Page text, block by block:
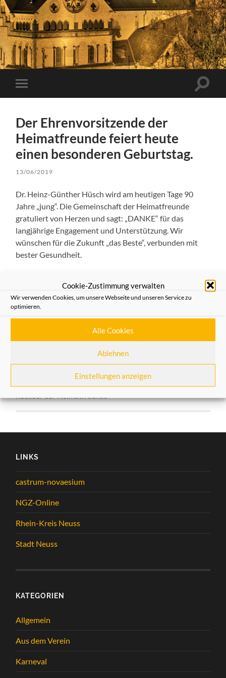
Cookie-Zustimmung verwalten
Wir verwenden Cookies, um unsere Webseite und unseren Service zu
optimieren.
Alle Cookies
Ablehnen
Einstellungen anzeigen
Mobile-
Menü
Der Ehrenvorsitzende der
Heimatfreunde feiert heute
einen besonderen Geburtstag.
13/06/2019
Dr. Heinz-Günther Hüsch wird am heutigen Tage 90
Jahre „jung“. Die Gemeinschaft der Heimatfreunde
gratuliert von Herzen und sagt: „DANKE“ für das
langjährige Engagement und Unterstützung. Wir
wünschen für die Zukunft „das Beste“, verbunden mit
bester Gesundheit.
Aus dem Verein
und das „unbekannte Köln“
LINKS
castrum-novaesium
NGZ-Online
Rhein-Kreis Neuss
Stadt Neuss
KATEGORIEN
Allgemein
Aus dem Verein
Karneval